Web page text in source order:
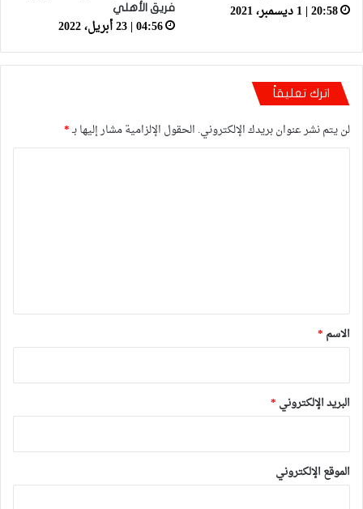
20:58 | 1 ديسمبر، 2021
فريق الأهلي
04:56 | 23 أبريل، 2022
اترك تعليقاً
لن يتم نشر عنوان بريدك الإلكتروني. الحقول الإلزامية مشار إليها بـ*
*
الاسم *
البريد الإلكتروني *
الموقع الإلكتروني